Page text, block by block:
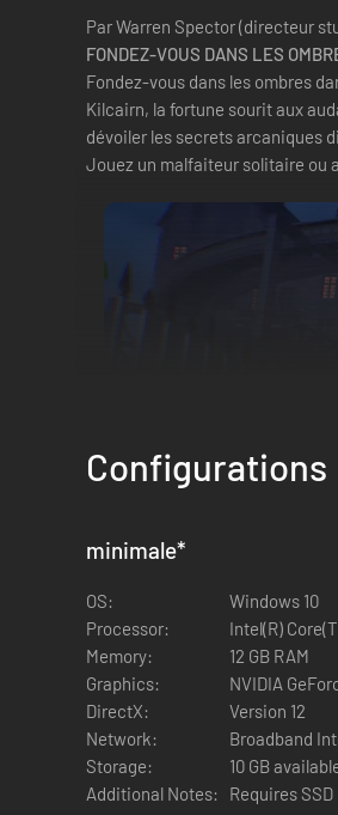
Par Warren Spector (directeur
FONDEZ-VOUS DANS LES
Fondez-vous dans les ombres
Kilcairn, la fortune sourit aux
dévoiler les secrets arcaniques
Jouez un malfaiteur solitaire ou
MAÎTRISEZ L’ART DE LA
Choisissez qui incarner entre
plus audacieux. Assurez-vous
Configurations
minimale*
OS:
Windows 10
Processor:
Intel(R)
Memory:
12 GB RAM
Graphics:
NVIDIA
DirectX:
Version 12
Network:
Broadband
Storage:
10 GB
Additional Notes:
Requires SSD